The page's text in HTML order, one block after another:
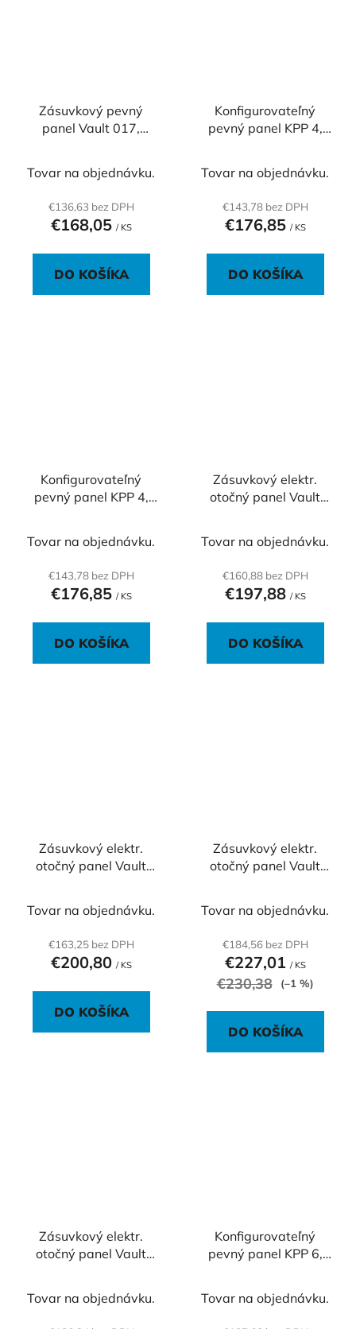
Zásuvkový pevný
panel Vault 017,
Tovar na objednávku.
€136,63 bez DPH
€168,05 / KS
DO KOŠÍKA
Konfigurovateľný
pevný panel KPP 4,
Tovar na objednávku.
€143,78 bez DPH
€176,85 / KS
DO KOŠÍKA
Konfigurovateľný
pevný panel KPP 4,
Tovar na objednávku.
€143,78 bez DPH
€176,85 / KS
DO KOŠÍKA
Zásuvkový elektr.
otočný panel Vault
Tovar na objednávku.
€160,88 bez DPH
€197,88 / KS
DO KOŠÍKA
Zásuvkový elektr.
otočný panel Vault
Tovar na objednávku.
€163,25 bez DPH
€200,80 / KS
DO KOŠÍKA
Zásuvkový elektr.
otočný panel Vault
Tovar na objednávku.
€184,56 bez DPH
€227,01 / KS
€230,38 (–1 %)
DO KOŠÍKA
Zásuvkový elektr.
otočný panel Vault
Tovar na objednávku.
Konfigurovateľný
pevný panel KPP 6,
Tovar na objednávku.